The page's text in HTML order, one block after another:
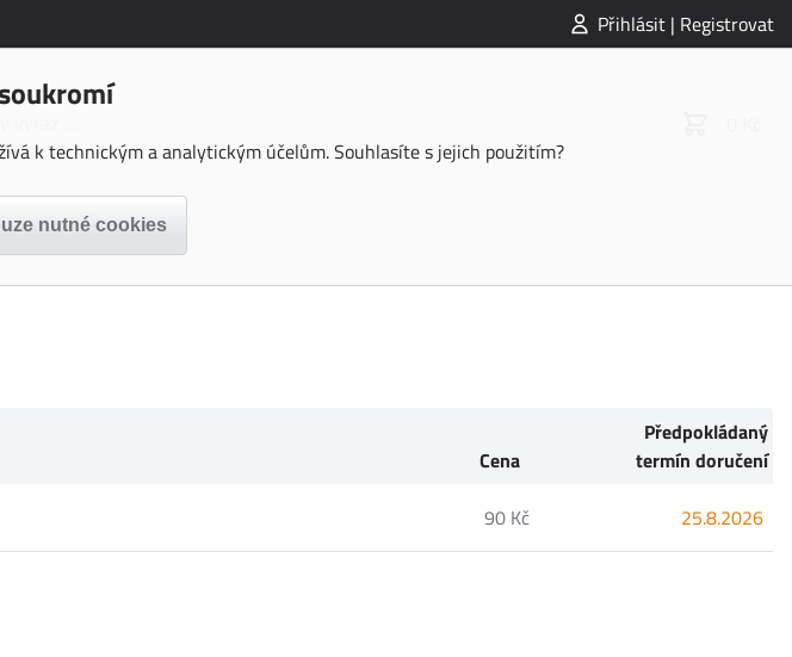
Přihlásit | Registrovat
k technickým a analytickým účelům. Souhlasíte s jejich použitím?
Cena
Předpokládaný
termín doručení
90 Kč 25.8.2026